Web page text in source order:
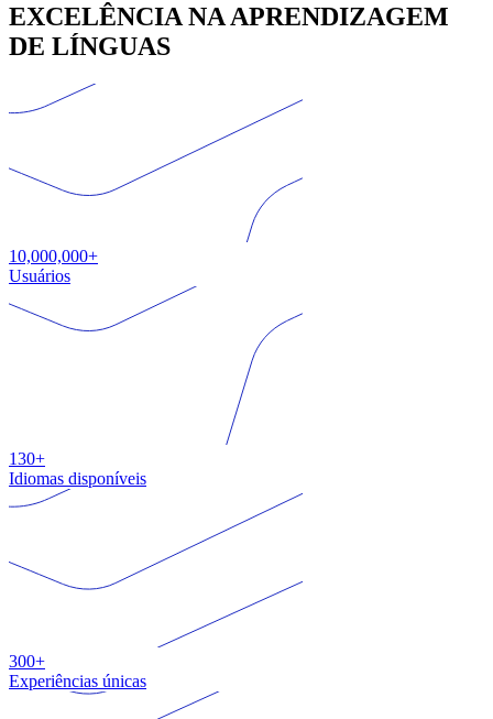
EXCELÊNCIA NA APRENDIZAGEM
DE LÍNGUAS
10,000,000+
Usuários
130+
Idiomas disponíveis
300+
Experiências únicas